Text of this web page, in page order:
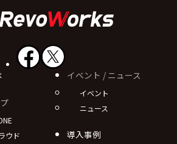
ウド
イベント / ニュース
イベント
ニュース
導入事例